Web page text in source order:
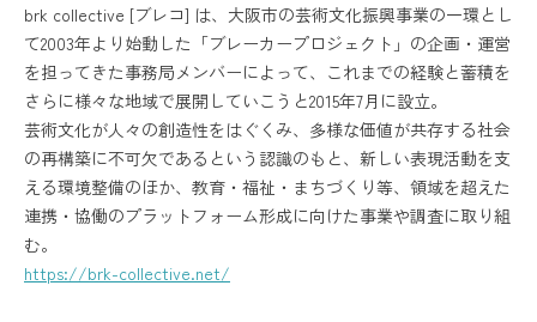
brk collective [ブレコ] は、大阪市の芸術文化振興事業の一環とし
て2003年より始動した「ブレーカープロジェクト」の企画・運営
を担ってきた事務局メンバーによって、これまでの経験と蓄積を
さらに様々な地域で展開していこうと2015年7月に設立。
芸術文化が人々の創造性をはぐくみ、多様な価値が共存する社会
の再構築に不可欠であるという認識のもと、新しい表現活動を支
える環境整備のほか、教育・福祉・まちづくり等、領域を超えた
連携・協働のプラットフォーム形成に向けた事業や調査に取り組
む。
https://brk-collective.net/